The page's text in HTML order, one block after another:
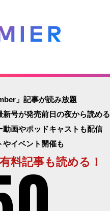
」記事が読み放題
新号が発売前日の夜から読める
動画やポッドキャストも配信
やイベント開催も
料記事も読める！